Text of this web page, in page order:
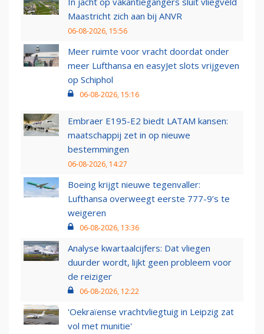
Maastricht zich aan bij ANVR
06-08-2026, 15:56
Meer ruimte voor vracht doordat onder
meer Lufthansa en easyJet slots vrijgeven
op Schiphol
06-08-2026, 15:16
Embraer E195-E2 biedt LATAM kansen:
maatschappij zet in op nieuwe
bestemmingen
06-08-2026, 14:27
Boeing krijgt nieuwe tegenvaller:
Lufthansa overweegt eerste 777-9’s te
weigeren
06-08-2026, 13:36
Analyse kwartaalcijfers: Dat vliegen
duurder wordt, lijkt geen probleem voor
de reiziger
06-08-2026, 12:22
'Oekraïense vrachtvliegtuig in Leipzig zat
vol met munitie'